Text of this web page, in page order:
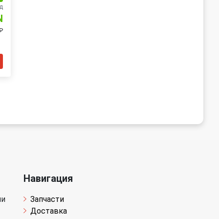
Навигация
Запчасти
Доставка